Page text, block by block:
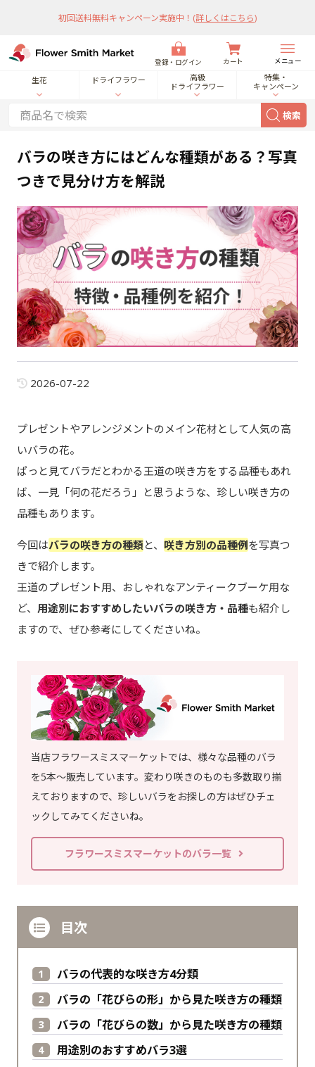
初回送料無料キャンペーン実施中！ (詳しくはこちら)
登録・ログイン カート メニュー
生花 ドライフラワー
高級
ドライフラワー
特集・
キャンペーン
検索
バラの咲き方にはどんな種類がある？写真
つきで見分け方を解説
2026-07-22
プレゼントやアレンジメントのメイン花材として人気の高
いバラの花。
ぱっと見てバラだとわかる王道の咲き方をする品種もあれ
ば、一見「何の花だろう」と思うような、珍しい咲き方の
品種もあります。
今回はバラの咲き方の種類と、 咲き方別の品種例を写真つ
きで紹介します。
王道のプレゼント用、おしゃれなアンティークブーケ用な
ど、 用途別におすすめしたいバラの咲き方・品種も紹介し
ますので、ぜひ参考にしてくださいね。
当店フラワースミスマーケットでは、様々な品種のバラ
を5本～販売しています。変わり咲きのものも多数取り揃
えておりますので、珍しいバラをお探しの方はぜひチェ
ックしてみてくださいね。
フラワースミスマーケットのバラ一覧
目次
バラの代表的な咲き方4分類
バラの「花びらの形」から見た咲き方の種類
バラの「花びらの数」から見た咲き方の種類
用途別のおすすめバラ3選